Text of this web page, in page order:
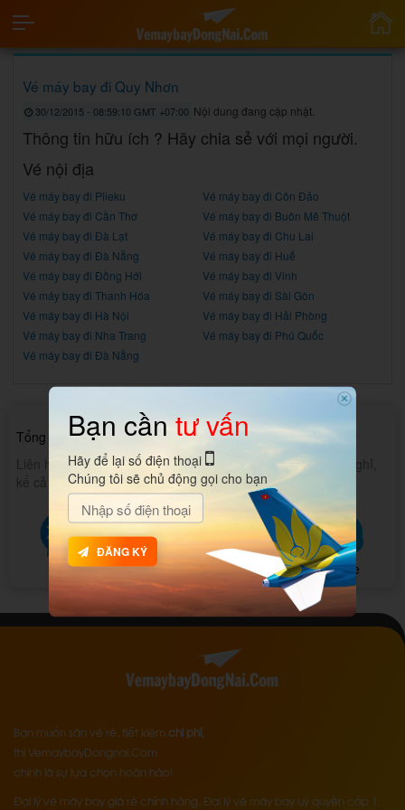
Vé máy bay đi Quy Nhơn
30/12/2015 - 08:59:10 GMT +07:00 Nội dung đang cập nhật.
Thông tin hữu ích ? Hãy chia sẻ với mọi người.
Vé nội địa
Vé máy bay đi Plieku
Vé máy bay đi Côn Đảo
Vé máy bay đi Cần Thơ
Vé máy bay đi Buôn Mê Thuột
Vé máy bay đi Đà Lạt
Vé máy bay đi Chu Lai
Vé máy bay đi Đà Nẵng
Vé máy bay đi Huế
Vé máy bay đi Đồng Hới
Vé máy bay đi Vinh
Vé máy bay đi Thanh Hóa
Vé máy bay đi Sài Gòn
Vé máy bay đi Hà Nội
Vé máy bay đi Hải Phòng
Vé máy bay đi Nha Trang
Vé máy bay đi Phú Quốc
Vé máy bay đi Đà Nẵng
Tổng đài hỗ trợ 24/7:094 8080 247
Liên hệ với chúng tôi, tổng đài hỗ trợ 24/24 liên tục không nghỉ,
kể cả chủ nhật và các ngày lễ tết.
Zalo Messenger SMS Skype
Bạn muốn săn vé rẻ, tiết kiệm chi phí,
thì VemaybayDongnai.Com
chính là sự lựa chọn hoàn hảo!
Đại lý vé máy bay giá rẻ chính hãng, Đại lý vé máy bay uỷ quyền cấp 1.
Bạn cầntư vấn
Hãy để lại số điện thoại
Chúng tôi sẽ chủ động gọi cho bạn
ĐĂNG KÝ